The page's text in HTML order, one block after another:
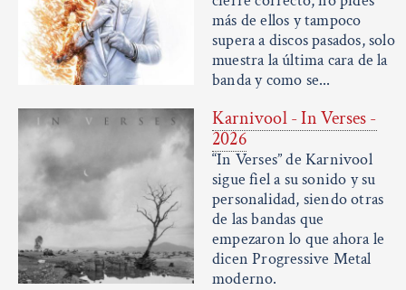
más de ellos y tampoco
supera a discos pasados, solo
muestra la última cara de la
banda y como se...
Karnivool - In Verses -
2026
“In Verses” de Karnivool
sigue fiel a su sonido y su
personalidad, siendo otras
de las bandas que
empezaron lo que ahora le
dicen Progressive Metal
moderno.